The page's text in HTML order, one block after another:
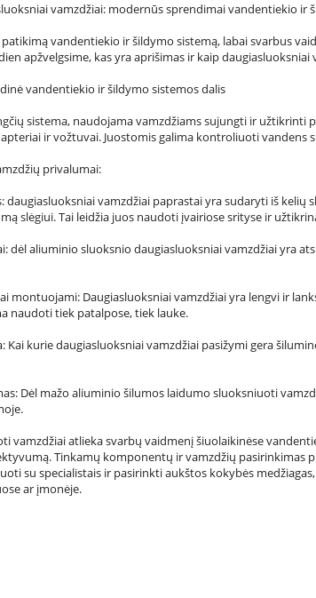
vamzdžiai: modernūs sprendimai vandentiekio ir
vandentiekio ir šildymo sistemą, labai svarbus
apžvelgsime, kas yra aprišimas ir kaip
vandentiekio ir šildymo sistemos dalis
sistema, naudojama vamzdžiams sujungti ir užtikrinti
ir vožtuvai. Juostomis galima kontroliuoti
privalumai:
daugiasluoksniai vamzdžiai paprastai yra sudaryti iš
slėgiui. Tai leidžia juos naudoti įvairiose srityse ir
dėl aliuminio sluoksnio daugiasluoksniai vamzdžiai yra
montuojami: Daugiasluoksniai vamzdžiai yra lengvi ir
naudoti tiek patalpose, tiek lauke.
Kai kurie daugiasluoksniai vamzdžiai pasižymi gera
Dėl mažo aliuminio šilumos laidumo sluoksniuoti
vamzdžiai atlieka svarbų vaidmenį šiuolaikinėse
Tinkamų komponentų ir vamzdžių pasirinkimas
su specialistais ir pasirinkti aukštos kokybės
ar įmonėje.